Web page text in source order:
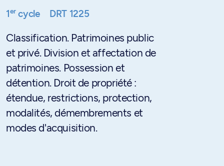
1ercycle DRT 1225
Classification. Patrimoines public
et privé. Division et affectation de
patrimoines. Possession et
détention. Droit de propriété :
étendue, restrictions, protection,
modalités, démembrements et
modes d'acquisition.